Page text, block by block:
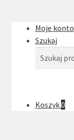
Moje konto
Szukaj
Koszyk0